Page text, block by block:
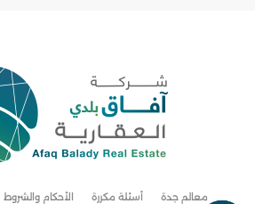
معالم جدة أسئلة مكررة الأحكام والشروط